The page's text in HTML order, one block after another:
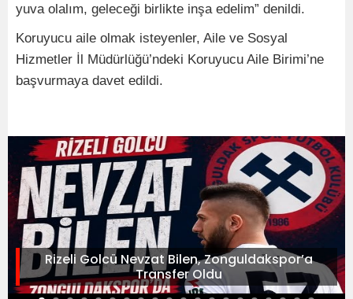
yuva olalım, geleceği birlikte inşa edelim” denildi.
Koruyucu aile olmak isteyenler, Aile ve Sosyal
Hizmetler İl Müdürlüğü’ndeki Koruyucu Aile Birimi’ne
başvurmaya davet edildi.
Rizeli Golcü Nevzat Bilen, Zonguldakspor’a
Transfer Oldu